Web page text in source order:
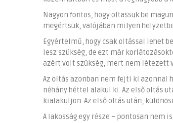
Nagyon fontos, hogy oltassuk be
megértsük, valójában milyen
Egyértelmű, hogy csak oltással lehet
lesz szükség, de ezt már
azért volt szükség, mert nem létezett
Az oltás azonban nem fejti ki azonnal
néhány héttel alakul ki. Az első oltás
kialakuljon. Az első oltás után,
A lakosság egy része – pontosan